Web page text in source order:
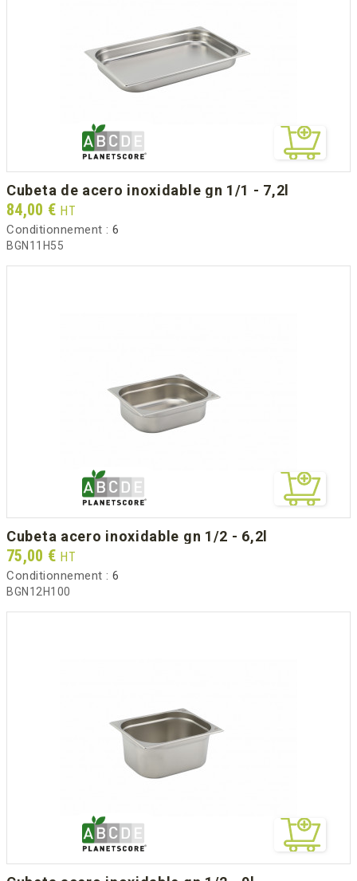
cubeta de acero inoxidable gn 1/1 - 7,2l
Prix
84,00 € HT
Conditionnement : 6
BGN11H55
cubeta acero inoxidable gn 1/2 - 6,2l
Prix
75,00 € HT
Conditionnement : 6
BGN12H100